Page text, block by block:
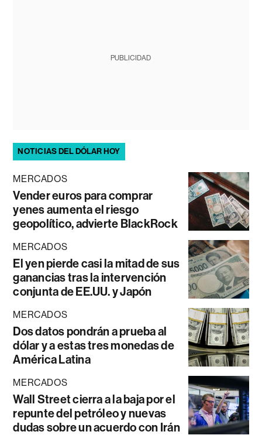
PUBLICIDAD
NOTICIAS DEL DÓLAR HOY
MERCADOS
Vender euros para comprar
yenes aumenta el riesgo
geopolítico, advierte BlackRock
MERCADOS
El yen pierde casi la mitad de sus
ganancias tras la intervención
conjunta de EE.UU. y Japón
MERCADOS
Dos datos pondrán a prueba al
dólar y a estas tres monedas de
América Latina
MERCADOS
Wall Street cierra a la baja por el
repunte del petróleo y nuevas
dudas sobre un acuerdo con Irán